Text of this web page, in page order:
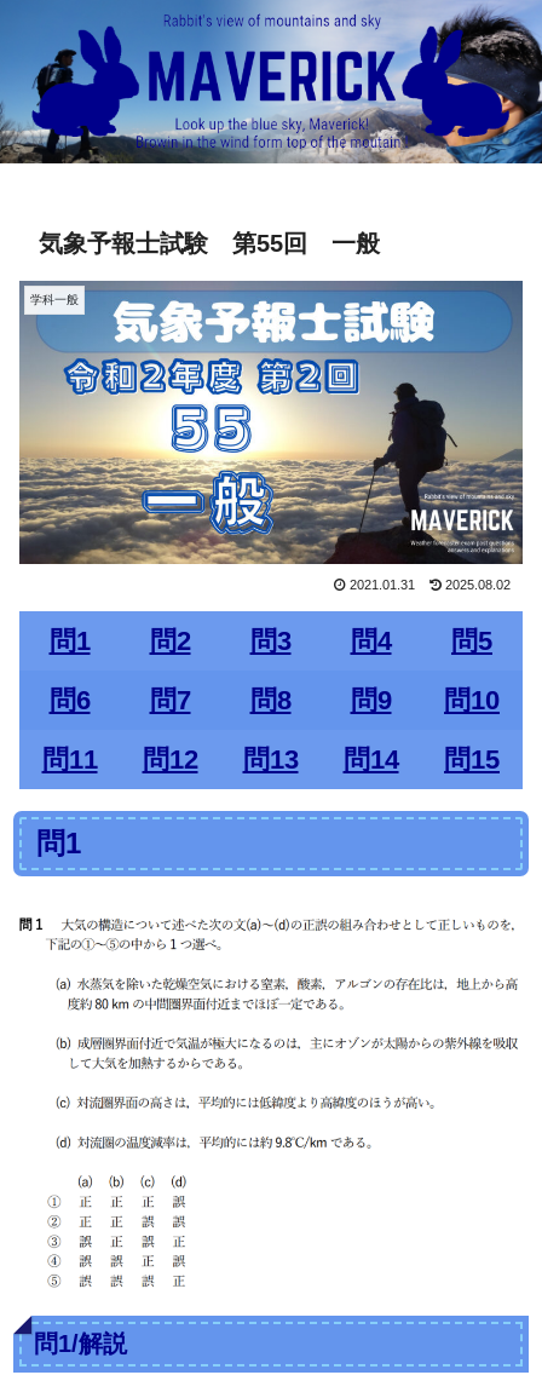
気象予報士試験 第55回 一般
学科一般
2021.01.31 2025.08.02
問1 問2 問3 問4
問5
問6
問7 問8 問9
問10
問11
問12 問13 問14 問15
問1
問1/解説